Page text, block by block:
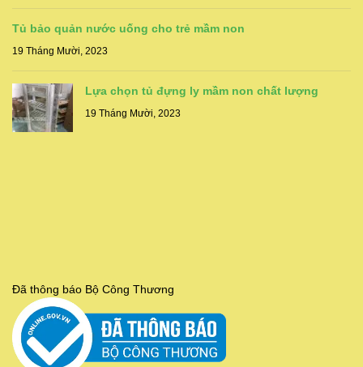
Tủ bảo quản nước uống cho trẻ mầm non
19 Tháng Mười, 2023
Lựa chọn tủ đựng ly mầm non chất lượng
19 Tháng Mười, 2023
Đã thông báo Bộ Công Thương